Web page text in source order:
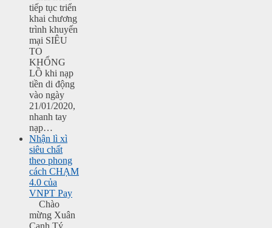
tiếp tục triển
khai chương
trình khuyến
mại SIÊU
TO
KHỔNG
LỒ khi nạp
tiền di động
vào ngày
21/01/2020,
nhanh tay
nạp…
Nhận lì xì
siêu chất
theo phong
cách CHẠM
4.0 của
VNPT Pay
Chào
mừng Xuân